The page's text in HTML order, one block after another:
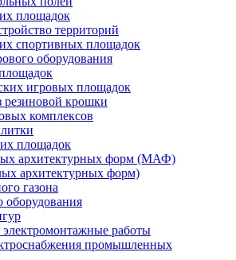
площадок
территорий
спортивных площадок
оборудования
игровых площадок
резиновой крошки
комплексов
площадок
архитектурных форм (МАФ)
архитектурных форм)
газона
работы
промышленных